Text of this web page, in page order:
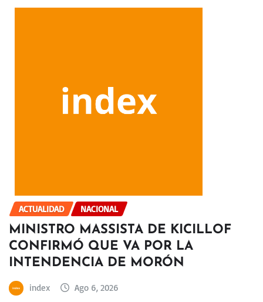
ACTUALIDAD NACIONAL
MINISTRO MASSISTA DE KICILLOF
CONFIRMÓ QUE VA POR LA
INTENDENCIA DE MORÓN
index Ago 6, 2026